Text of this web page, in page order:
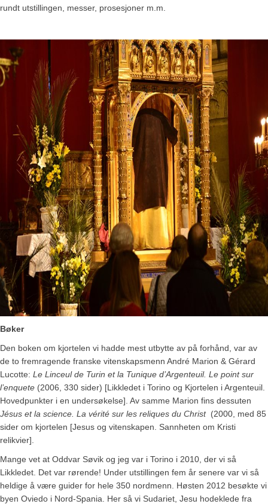
rundt utstillingen, messer, prosesjoner m.m.
Bøker
Den boken om kjortelen vi hadde mest utbytte av på forhånd, var av
de to fremragende franske vitenskapsmenn André Marion & Gérard
Lucotte: Le Linceul de Turin et la Tunique d’Argenteuil. Le point sur
l’enquete (2006, 330 sider) [Likkledet i Torino og Kjortelen i Argenteuil.
Hovedpunkter i en undersøkelse]. Av samme Marion fins dessuten
Jésus et la science. La vérité sur les reliques du Christ(2000, med 85
sider om kjortelen [Jesus og vitenskapen. Sannheten om Kristi
relikvier].
Mange vet at Oddvar Søvik og jeg var i Torino i 2010, der vi så
Likkledet. Det var rørende! Under utstillingen fem år senere var vi så
heldige å være guider for hele 350 nordmenn. Høsten 2012 besøkte vi
byen Oviedo i Nord-Spania. Her så vi Sudariet, Jesu hodeklede fra